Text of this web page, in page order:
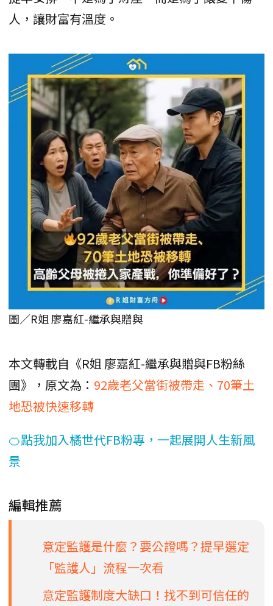
人，讓財富有溫度。
圖／R姐 廖嘉紅-繼承與贈與
本文轉載自《R姐 廖嘉紅-繼承與贈與FB粉絲
團》，原文為： 92歲老父當街被帶走、70筆土
地恐被快速移轉
🍊點我加入橘世代FB粉專，一起展開人生新風
景
編輯推薦
意定監護是什麼？要公證嗎？提早選定
「監護人」流程一次看
意定監護制度大缺口！找不到可信任的